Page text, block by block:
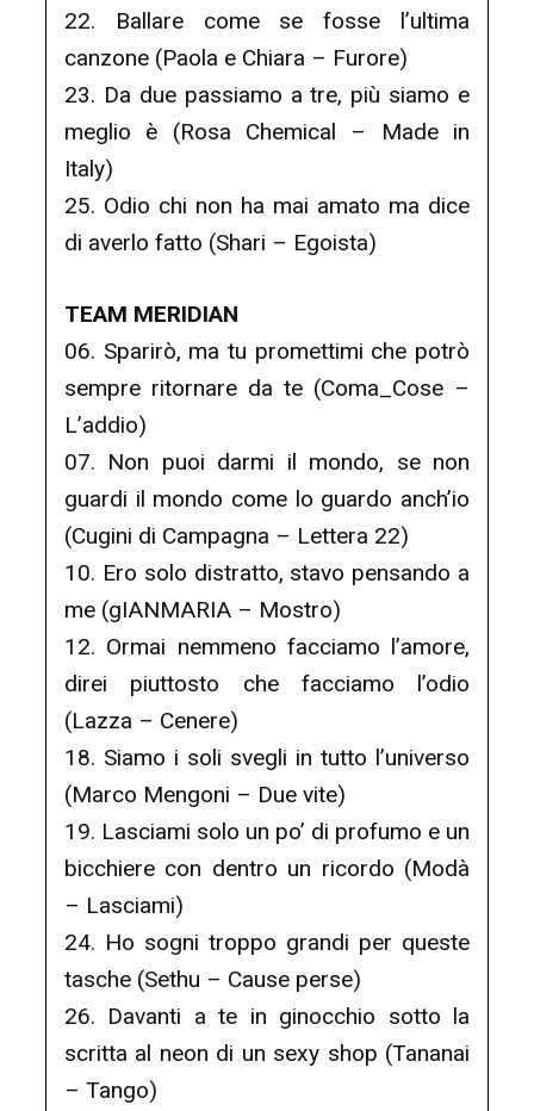
22. Ballare come se fosse l’ultima
canzone (Paola e Chiara – Furore)
23. Da due passiamo a tre, più siamo e
meglio è (Rosa Chemical – Made in
Italy)
25. Odio chi non ha mai amato ma dice
di averlo fatto (Shari – Egoista)
TEAM MERIDIAN
06. Sparirò, ma tu promettimi che potrò
sempre ritornare da te (Coma_Cose –
L’addio)
07. Non puoi darmi il mondo, se non
guardi il mondo come lo guardo anch’io
(Cugini di Campagna – Lettera 22)
10. Ero solo distratto, stavo pensando a
me (gIANMARIA – Mostro)
12. Ormai nemmeno facciamo l’amore,
direi piuttosto che facciamo l’odio
(Lazza – Cenere)
18. Siamo i soli svegli in tutto l’universo
(Marco Mengoni – Due vite)
19. Lasciami solo un po’ di profumo e un
bicchiere con dentro un ricordo (Modà
– Lasciami)
24. Ho sogni troppo grandi per queste
tasche (Sethu – Cause perse)
26. Davanti a te in ginocchio sotto la
scritta al neon di un sеxy shop (Tananai
– Tango)